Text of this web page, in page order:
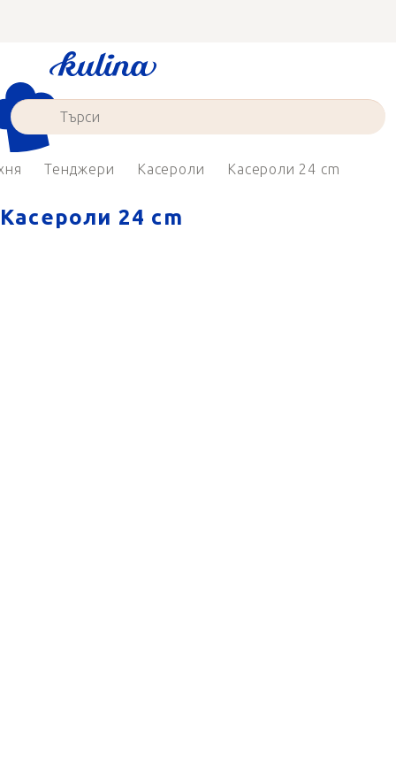
съдържанието
Тенджери Касероли Касероли 24 cm
Касероли 24 cm